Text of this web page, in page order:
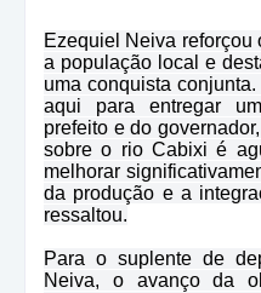
Ezequiel Neiva reforçou
a população local e
uma conquista
aqui para entregar
prefeito e do
sobre o rio Cabixi é
melhorar
da produção e a
ressaltou.
Para o suplente de
Neiva, o avanço da